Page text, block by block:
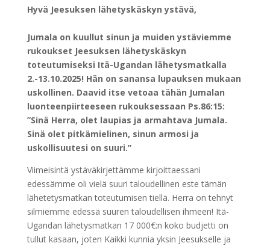
Hyvä Jeesuksen lähetyskäskyn ystävä,
Jumala on kuullut sinun ja muiden ystäviemme
rukoukset Jeesuksen lähetyskäskyn
toteutumiseksi Itä-Ugandan lähetysmatkalla
2.-13.10.2025! Hän on sanansa lupauksen mukaan
uskollinen. Daavid itse vetoaa tähän Jumalan
luonteenpiirteeseen rukouksessaan Ps.86:15:
”Sinä Herra, olet laupias ja armahtava Jumala.
Sinä olet pitkämielinen, sinun armosi ja
uskollisuutesi on suuri.”
Viimeisintä ystäväkirjettämme kirjoittaessani
edessämme oli vielä suuri taloudellinen este tämän
lähetetysmatkan toteutumisen tiellä. Herra on tehnyt
silmiemme edessä suuren taloudellisen ihmeen! Itä-
Ugandan lähetysmatkan 17 000€:n koko budjetti on
tullut kasaan, joten Kaikki kunnia yksin Jeesukselle ja